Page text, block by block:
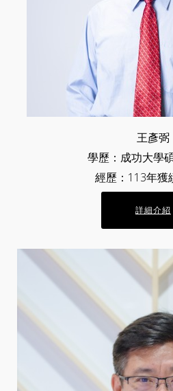
王彥弼
學歷：成功大學
經歷：113年獲
詳細介紹